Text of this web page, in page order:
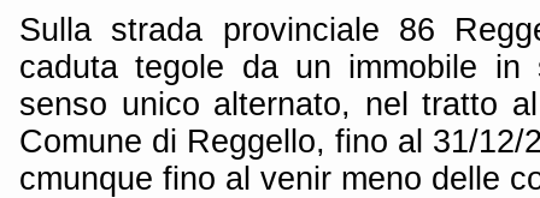
Sulla strada provinciale 86
caduta tegole da un immobile in
senso unico alternato, nel tratto
Comune di Reggello, fino al 31/12/
cmunque fino al venir meno delle